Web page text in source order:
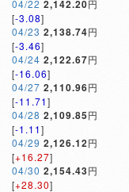
04/22 2,142.20円
[-3.08]
04/23 2,138.74円
[-3.46]
04/24 2,122.67円
[-16.06]
04/27 2,110.96円
[-11.71]
04/28 2,109.85円
[-1.11]
04/29 2,126.12円
[+16.27]
04/30 2,154.43円
[+28.30]